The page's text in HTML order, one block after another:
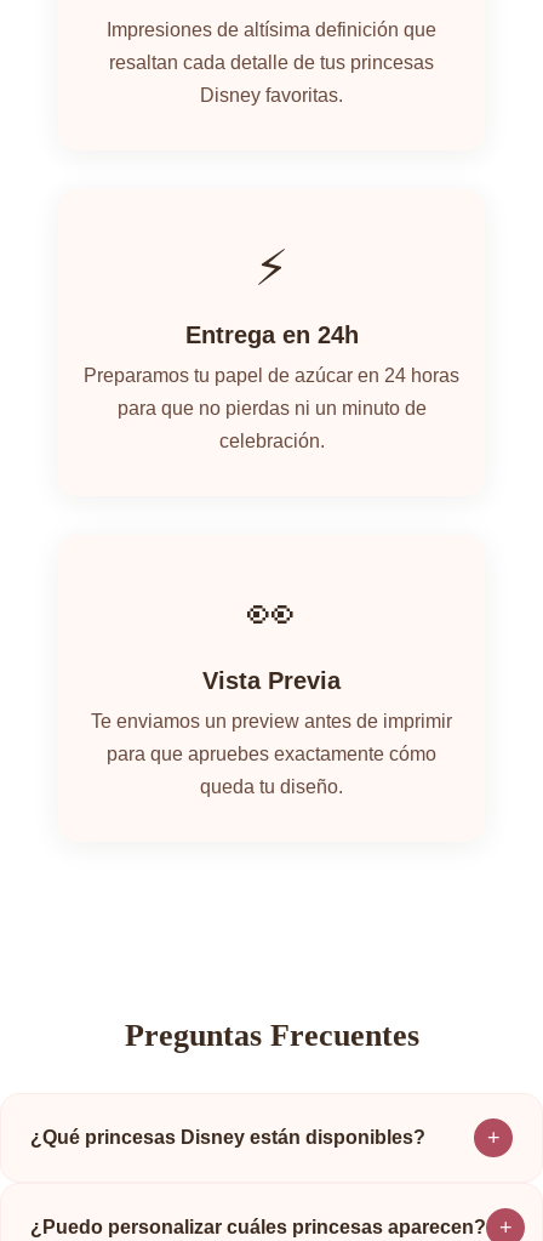
Impresiones de altísima definición que
resaltan cada detalle de tus princesas
Disney favoritas.
⚡
Entrega en 24h
Preparamos tu papel de azúcar en 24 horas
para que no pierdas ni un minuto de
celebración.
👀
Vista Previa
Te enviamos un preview antes de imprimir
para que apruebes exactamente cómo
queda tu diseño.
Preguntas Frecuentes
¿Qué princesas Disney están disponibles? +
¿Puedo personalizar cuáles princesas aparecen? +